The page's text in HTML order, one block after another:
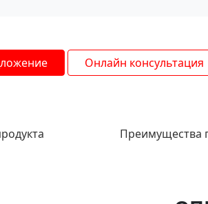
Онлайн консультация
Преимущества